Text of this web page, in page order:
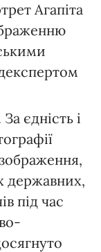
Агапіта
єдність і
державних,
під час